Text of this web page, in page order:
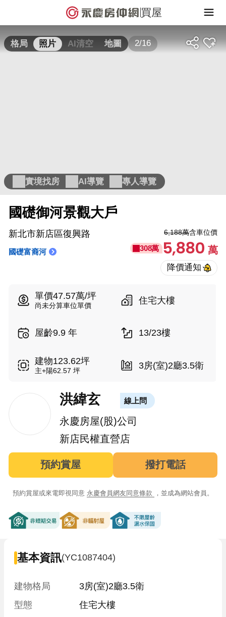
買屋
格局 照片 AI清空 地圖 2/16
實境找房 AI導覽 專人導覽
國礎御河景觀大戶
新北市新店區復興路
國礎富裔河
6,188萬含車位價
308萬 5,880萬
單價47.57萬/坪
尚未分算車位單價 住宅大樓
屋齡9.9 年 13/23樓
建物123.62坪
主+陽62.57 坪 3房(室)2廳3.5衛
洪緯玄 線上問
永慶房屋(股)公司
新店民權直營店
預約賞屋 撥打電話
預約賞屋或來電即視同意 永慶會員網友同意條款 ，並成為網站會員。
基本資訊(YC1087404)
建物格局
3房(室)2廳3.5衛
型態
住宅大樓